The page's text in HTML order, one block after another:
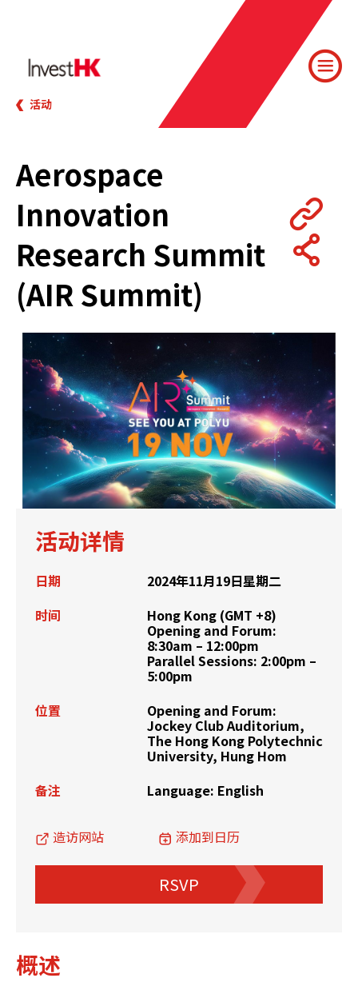
活动
Aerospace
Innovation
Research Summit
(AIR Summit)
活动详情
日期
2024年11月19日星期二
时间
Hong Kong (GMT +8)
Opening and Forum:
8:30am – 12:00pm
Parallel Sessions: 2:00pm –
5:00pm
位置
Opening and Forum:
Jockey Club Auditorium,
The Hong Kong Polytechnic
University, Hung Hom
备注
Language: English
造访网站 添加到日历
RSVP
概述